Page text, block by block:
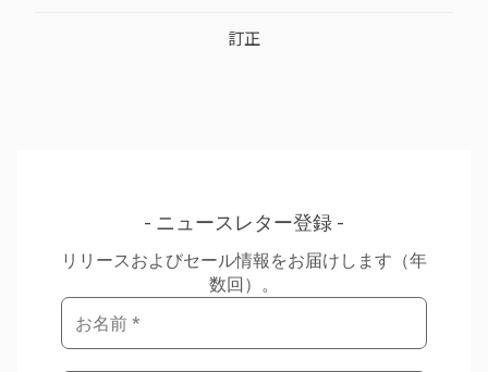
訂正
ニュースレター登録
リリースおよびセール情報をお届けします（年
数回）。